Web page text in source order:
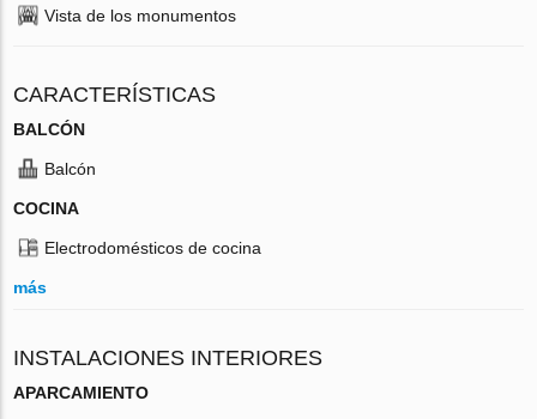
Vista de los monumentos
CARACTERÍSTICAS
BALCÓN
Balcón
COCINA
Electrodomésticos de cocina
más
INSTALACIONES INTERIORES
APARCAMIENTO